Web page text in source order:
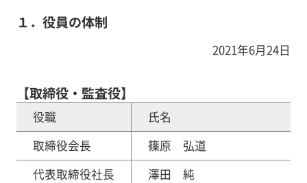
１．役員の体制
2021年6月24日
【取締役・監査役】
役職
氏名
取締役会長
篠原 弘道
代表取締役社長
澤田 純